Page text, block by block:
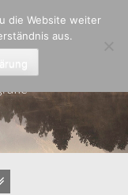
die Website weiter
aus.